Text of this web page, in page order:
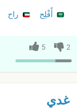
أًفْلِح
راح
2
5
غدي